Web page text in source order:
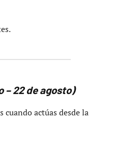
– 22 de agosto)
cuando actúas desde la